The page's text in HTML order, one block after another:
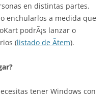
en distintas partes.
enchularlos a medida que
podrÃ¡s lanzar o
(listado de Ã­tem).
tener Windows con